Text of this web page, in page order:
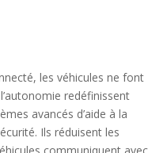
les véhicules ne font
redéfinissent
avancés d’aide à la
Ils réduisent les
communiquent avec